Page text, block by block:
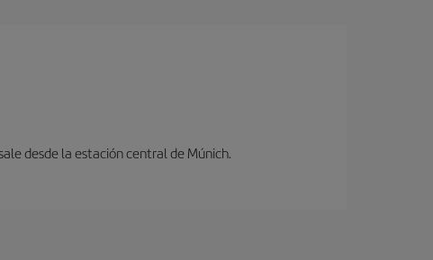
desde la estación central de Múnich.